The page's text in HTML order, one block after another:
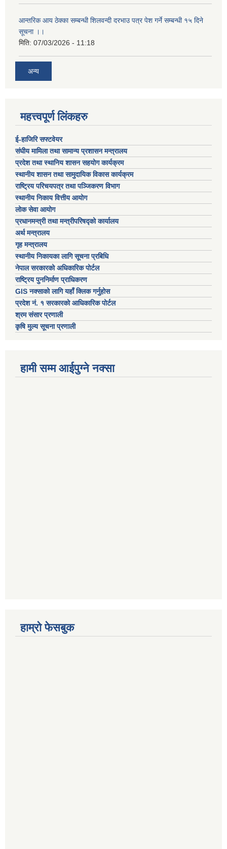
आन्तरिक आय ठेक्का सम्बन्धी शिलवन्दी दरभाउ पत्र पेश गर्ने सम्बन्धी १५ दिने
सूचना ।।
मिति: 07/03/2026 - 11:18
अन्य
महत्त्वपूर्ण लिंकहरु
ई-हाजिरि सफ्टवेयर
संघीय मामिला तथा सामान्य प्रशासन मन्त्रालय
प्रदेश तथा स्थानिय शासन सहयोग कार्यक्रम
स्थानीय शासन तथा सामुदायिक विकास कार्यक्रम
राष्ट्रिय परिचयपत्र तथा पञ्जिकरण विभाग
स्थानीय निकाय वित्तीय आयोग
लोक सेवा आयोग
प्रधानमन्त्री तथा मन्त्रीपरिषद्को कार्यालय
अर्थ मन्त्रालय
गृह मन्त्रालय
स्थानीय निकायका लागि सूचना प्रबिधि
नेपाल सरकारको अधिकारिक पोर्टल
राष्ट्रिय पुननिर्माण प्राधिकरण
GIS नक्साको लागि यहाँ क्लिक गर्नुहोस
प्रदेश नं. १ सरकारको आधिकारिक पोर्टल
श्रम संसार प्रणाली
कृषि मुल्य सूचना प्रणाली
हामी सम्म आईपुग्ने नक्सा
हाम्रो फेसबुक